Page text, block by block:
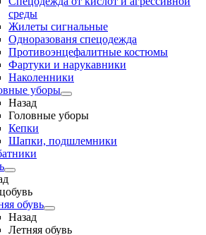
среды
Жилеты сигнальные
Одноразованя спецодежда
Противоэнцефалитные костюмы
Фартуки и нарукавники
Наколенники
уборы
Назад
Головные уборы
Кепки
Шапки, подшлемники
обувь
Назад
Летняя обувь